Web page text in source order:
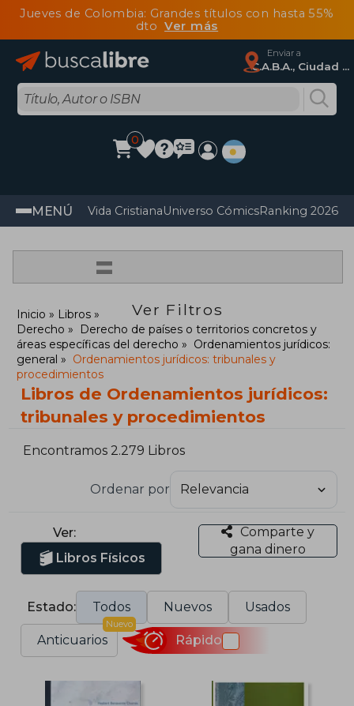
Jueves de Colombia: Grandes títulos con hasta 55%
dtoVer más
Enviar a
C.A.B.A., Ciudad Autónoma De Buenos Aires
0
MENÚ Vida CristianaUniverso CómicsRanking 2026
=
Ver Filtros
Inicio
Libros
Derecho
Derecho de países o territorios concretos y
áreas específicas del derecho
Ordenamientos jurídicos:
general
Ordenamientos jurídicos: tribunales y
procedimientos
Libros de Ordenamientos jurídicos:
tribunales y procedimientos
Encontramos 2.279 Libros
Ordenar por
Ver:
Libros Físicos
Comparte y
gana dinero
Estado: Todos Nuevos Usados
Anticuarios
Nuevo
Rápido